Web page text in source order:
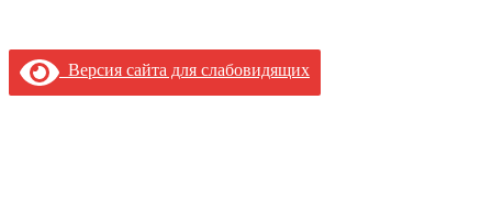
Версия сайта для слабовидящих